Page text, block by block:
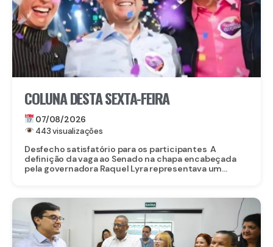
COLUNA DESTA SEXTA-FEIRA
07/08/2026
443 visualizações
Desfecho satisfatório para os participantes A
definição da vaga ao Senado na chapa encabeçada
pela governadora Raquel Lyra representava um...